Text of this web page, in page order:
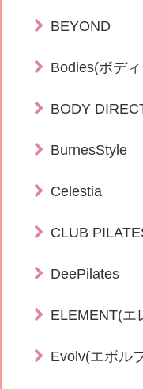
BEYOND
Bodies(ボデ
BODY
BurnesStyle
Celestia
CLUB
DeePilates
ELEMENT(エ
Evolv(エボル